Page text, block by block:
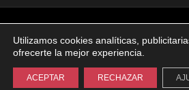
reservados.
Utilizamos cookies analíticas,
ofrecerte la mejor experiencia.
ACEPTAR RECHAZAR